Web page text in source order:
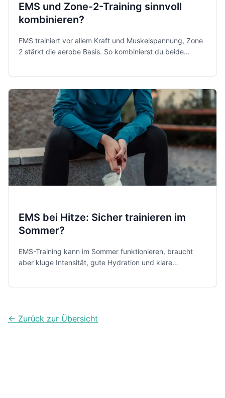
EMS und Zone-2-Training sinnvoll
kombinieren?
EMS trainiert vor allem Kraft und Muskelspannung, Zone
2 stärkt die aerobe Basis. So kombinierst du beide
EMS bei Hitze: Sicher trainieren im
Sommer?
EMS-Training kann im Sommer funktionieren, braucht
aber kluge Intensität, gute Hydration und klare
← Zurück zur Übersicht